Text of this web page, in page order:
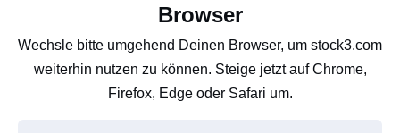
Browser
Wechsle bitte umgehend Deinen Browser, um stock3.com
weiterhin nutzen zu können. Steige jetzt auf Chrome,
Firefox, Edge oder Safari um.